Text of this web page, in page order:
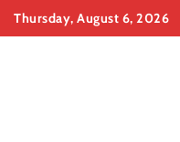
SkipThursday, August 6, 2026